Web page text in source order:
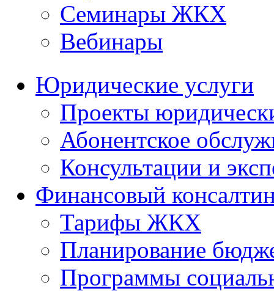
Семинары ЖКХ
Вебинары
Юридические услуги
Проекты
Абонентское
Консультации и
Финансовый
Тарифы ЖКХ
Планирование
Программы